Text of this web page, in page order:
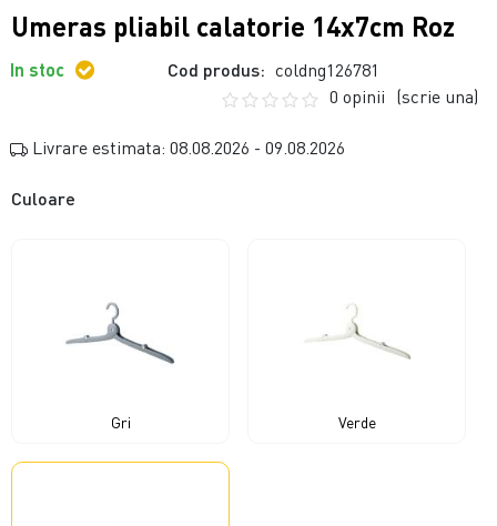
Umeras pliabil calatorie 14x7cm Roz
In stoc Cod produs: coldng126781
0 opinii (scrie una)
Livrare estimata: 08.08.2026 - 09.08.2026
Culoare
Gri Verde